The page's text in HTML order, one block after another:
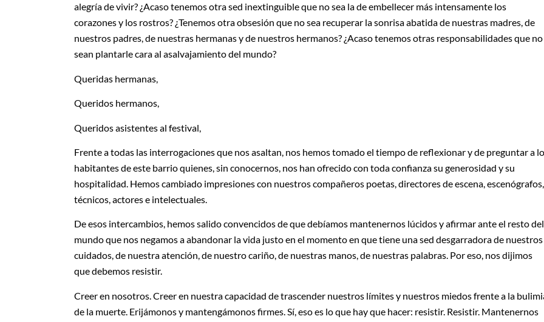
alegría de vivir? ¿Acaso tenemos otra sed inextinguible que no sea la de embellecer más intensamente los
corazones y los rostros? ¿Tenemos otra obsesión que no sea recuperar la sonrisa abatida de nuestras madres, de
nuestros padres, de nuestras hermanas y de nuestros hermanos? ¿Acaso tenemos otras responsabilidades que no
sean plantarle cara al asalvajamiento del mundo?
Queridas hermanas,
Queridos hermanos,
Queridos asistentes al festival,
Frente a todas las interrogaciones que nos asaltan, nos hemos tomado el tiempo de reflexionar y de preguntar a
habitantes de este barrio quienes, sin conocernos, nos han ofrecido con toda confianza su generosidad y su
hospitalidad. Hemos cambiado impresiones con nuestros compañeros poetas, directores de escena, escenógrafos,
técnicos, actores e intelectuales.
De esos intercambios, hemos salido convencidos de que debíamos mantenernos lúcidos y afirmar ante el resto del
mundo que nos negamos a abandonar la vida justo en el momento en que tiene una sed desgarradora de nuestros
cuidados, de nuestra atención, de nuestro cariño, de nuestras manos, de nuestras palabras. Por eso, nos dijimos
que debemos resistir.
Creer en nosotros. Creer en nuestra capacidad de trascender nuestros límites y nuestros miedos frente a la
de la muerte. Erijámonos y mantengámonos firmes. Sí, eso es lo que hay que hacer: resistir. Resistir. Mantenernos